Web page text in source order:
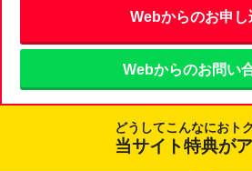
Webからのお申し
Webからのお問い
どうしてこんなにおト
当サイト特典が